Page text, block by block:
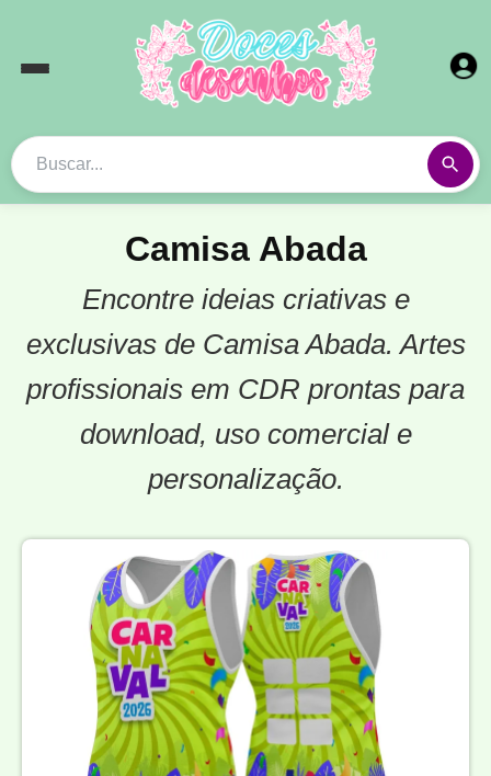
Camisa Abada
Encontre ideias criativas e
exclusivas de Camisa Abada. Artes
profissionais em CDR prontas para
download, uso comercial e
personalização.